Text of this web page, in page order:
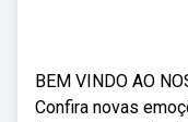
BEM VINDO AO
Confira novas